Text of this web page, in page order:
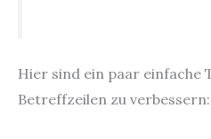
Hier sind ein paar einfache
Betreffzeilen zu verbessern: